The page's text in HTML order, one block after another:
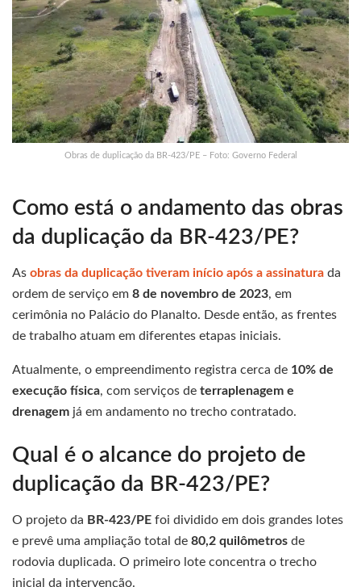
Obras de duplicação da BR-423/PE – Foto: Governo Federal
Como está o andamento das obras
da duplicação da BR-423/PE?
As obras da duplicação tiveram início após a assinatura da
ordem de serviço em 8 de novembro de 2023, em
cerimônia no Palácio do Planalto. Desde então, as frentes
de trabalho atuam em diferentes etapas iniciais.
Atualmente, o empreendimento registra cerca de 10% de
execução física, com serviços de terraplenagem e
drenagem já em andamento no trecho contratado.
Qual é o alcance do projeto de
duplicação da BR-423/PE?
O projeto da BR-423/PE foi dividido em dois grandes lotes
e prevê uma ampliação total de 80,2 quilômetros de
rodovia duplicada. O primeiro lote concentra o trecho
inicial da intervenção.